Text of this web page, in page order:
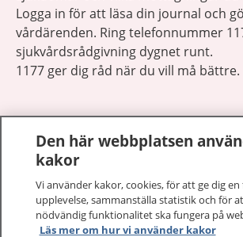
Logga in för att läsa din journal och
vårdärenden. Ring telefonnummer
sjukvårdsrådgivning dygnet runt.
1177 ger dig råd när du vill må bättre.
1177 på flera språk
Om 1177
Den här webbplatsen
kakor
Vi använder kakor, cookies, för att ge dig
upplevelse, sammanställa statistik och för
nödvändig funktionalitet ska fungera på
Läs mer om hur vi använder kakor